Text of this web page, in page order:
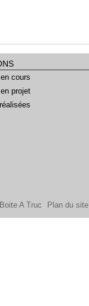
cours
projet
A Truc Plan du site